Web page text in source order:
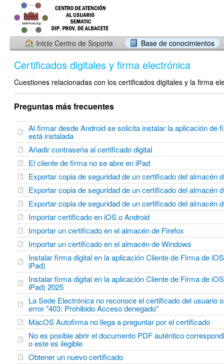
Inicio Centro de Soporte Base de conocimientos
Certificados digitales y firma electrónica
Cuestiones relacionadas con los certificados digitales y la firma
Preguntas más frecuentes
Al firmar desde Android se solicita instalar la aplicación de
está instalada
Añadir contraseña al certificado digital
El cliente de firma no se abre en iPad
Exportar copia de seguridad de un certificado del almacén
Exportar copia de seguridad de un certificado del almacén
Exportar copia de seguridad de un certificado del almacén
Importar certificado en iOS o Android
Importar un certificado en el almacén de Firefox
Importar un certificado en el almacén de Windows
Instalar firma digital en la aplicación Cliente de Firma de
iPad)
Instalar firma digital en la aplicación Cliente de Firma de
iPad) 2025
La Sede Electrónica no reconoce el certificado del usuario
error "403: Prohibido Acceso denegado"
MacOS Autofirma no llega a preguntar por el certificado
No es posible abrir el documento PDF auténtico
o este es ilegible
Obtener un nuevo certificado